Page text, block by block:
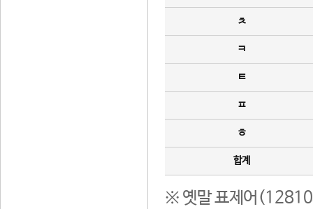
ㅊ
ㅋ
ㅌ
ㅍ
ㅎ
합계
※ 옛말 표제어(12810